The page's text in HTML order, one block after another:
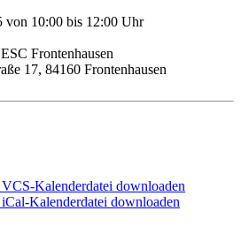
von 10:00 bis 12:00 Uhr
Frontenhausen
17, 84160 Frontenhausen
Kalenderdatei downloaden
Kalenderdatei downloaden